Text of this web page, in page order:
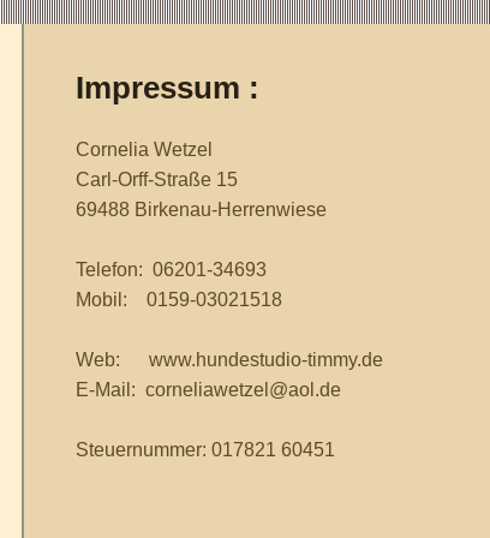
Impressum :
Cornelia Wetzel
Carl-Orff-Straße 15
69488 Birkenau-Herrenwiese
Telefon: 06201-34693
Mobil: 0159-03021518
Web: www.hundestudio-timmy.de
E-Mail: corneliawetzel@aol.de
Steuernummer: 017821 60451